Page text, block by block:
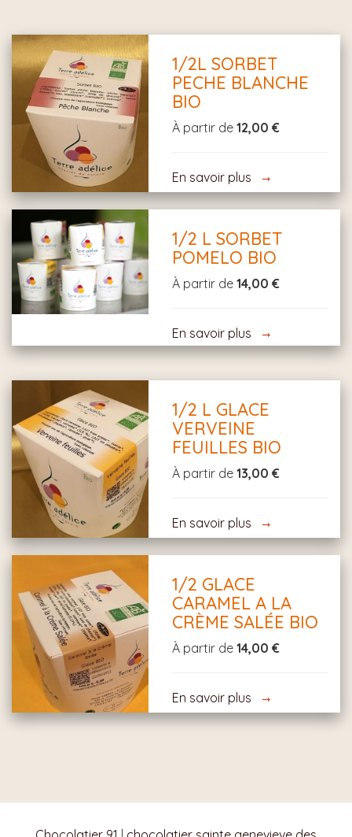
1/2L SORBET
PECHE BLANCHE
BIO
À partir de12,00 €
En savoir plus
1/2 L SORBET
POMELO BIO
À partir de14,00 €
En savoir plus
1/2 L GLACE
VERVEINE
FEUILLES BIO
À partir de13,00 €
En savoir plus
1/2 GLACE
CARAMEL A LA
CRÈME SALÉE BIO
À partir de14,00 €
En savoir plus